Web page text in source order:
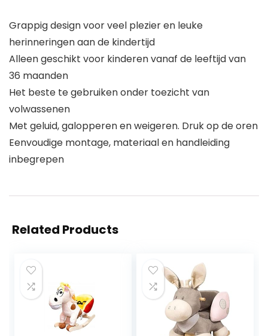
Grappig design voor veel plezier en leuke
herinneringen aan de kindertijd
Alleen geschikt voor kinderen vanaf de leeftijd van
36 maanden
Het beste te gebruiken onder toezicht van
volwassenen
Met geluid, galopperen en weigeren. Druk op de oren
Eenvoudige montage, materiaal en handleiding
inbegrepen
Related Products